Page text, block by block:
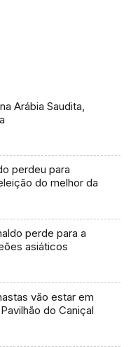
Arábia Saudita,
perdeu para
do melhor da
perde para a
asiáticos
vão estar em
do Caniçal